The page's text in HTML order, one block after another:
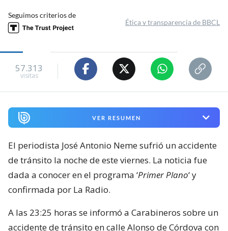
Seguimos criterios de
Ética y transparencia de BBCL
57.313
visitas
VER RESUMEN
El periodista José Antonio Neme sufrió un accidente
de tránsito la noche de este viernes. La noticia fue
dada a conocer en el programa ‘Primer Plano‘ y
confirmada por La Radio.
A las 23:25 horas se informó a Carabineros sobre un
accidente de tránsito en calle Alonso de Córdova con